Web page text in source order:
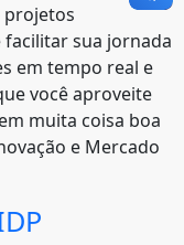
projetos
sua jornada
em tempo real e
você aproveite
muita coisa boa
e Mercado